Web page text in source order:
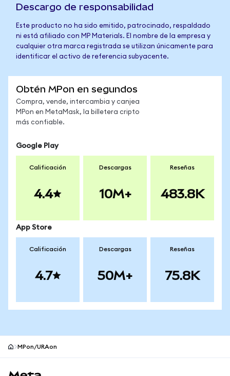
Descargo de responsabilidad
Este producto no ha sido emitido, patrocinado, respaldado
ni está afiliado con MP Materials. El nombre de la empresa y
cualquier otra marca registrada se utilizan únicamente para
identificar el activo de referencia subyacente.
Obtén MPon en segundos
Compra, vende, intercambia y canjea
MPon en MetaMask, la billetera cripto
más confiable.
Google Play
Calificación
4.4
Descargas
10M+
Reseñas
483.8K
App Store
Calificación
4.7
Descargas
50M+
Reseñas
75.8K
MPon/URAon